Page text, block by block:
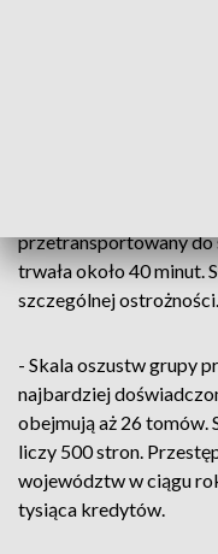
przetransportowany do
trwała około 40 minut.
szczególnej ostrożności.
- Skala oszustw grupy
najbardziej
obejmują aż 26 tomów.
liczy 500 stron.
województw w ciągu
tysiąca kredytów.